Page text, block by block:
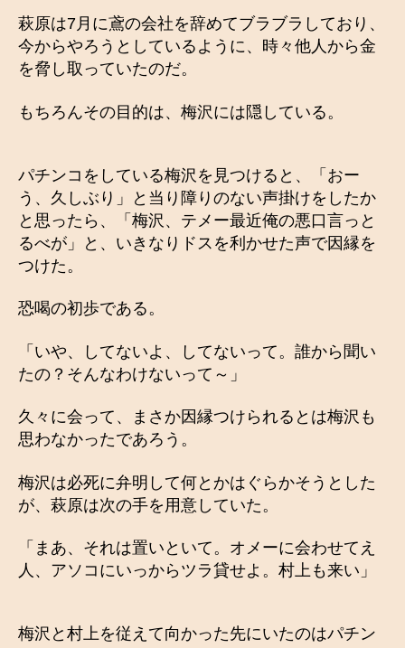
萩原は7月に鳶の会社を辞めてブラブラしており、
今からやろうとしているように、時々他人から金
を脅し取っていたのだ。
もちろんその目的は、梅沢には隠している。
パチンコをしている梅沢を見つけると、「おー
う、久しぶり」と当り障りのない声掛けをしたか
と思ったら、「梅沢、テメー最近俺の悪口言っと
るべが」と、いきなりドスを利かせた声で因縁を
つけた。
恐喝の初歩である。
「いや、してないよ、してないって。誰から聞い
たの？そんなわけないって～」
久々に会って、まさか因縁つけられるとは梅沢も
思わなかったであろう。
梅沢は必死に弁明して何とかはぐらかそうとした
が、萩原は次の手を用意していた。
「まあ、それは置いといて。オメーに会わせてえ
人、アソコにいっからツラ貸せよ。村上も来い」
梅沢と村上を従えて向かった先にいたのはパチン